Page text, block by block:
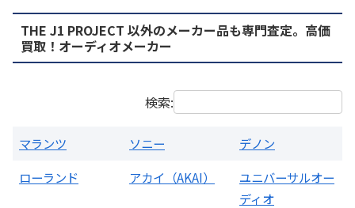
PMA-1500AE プリメインアンプ
買取価格：お問合せください
THE J1 PROJECT 以外のメーカー品も専門査定。高価
買取！オーディオメーカー
検索:
マランツ ソニー
デノン
ローランド
アカイ（AKAI）
ユニバーサルオー
ディオ